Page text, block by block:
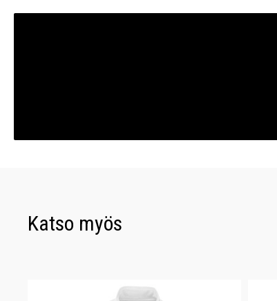
Katso myös